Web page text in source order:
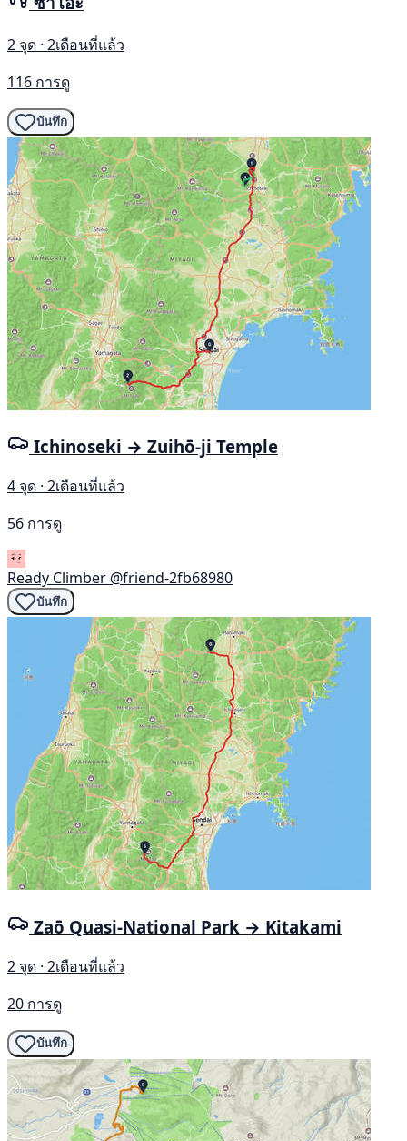
2 จุด · 2เดือนที่แล้ว
116 การดู
บันทึก
Ichinoseki → Zuihō-ji Temple
4 จุด · 2เดือนที่แล้ว
56 การดู
Ready Climber @friend-2fb68980
บันทึก
Zaō Quasi-National Park → Kitakami
2 จุด · 2เดือนที่แล้ว
20 การดู
บันทึก